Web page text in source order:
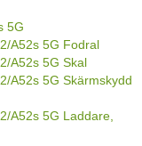
5G
A52s 5G Fodral
A52s 5G Skal
A52s 5G Skärmskydd
A52s 5G Laddare,